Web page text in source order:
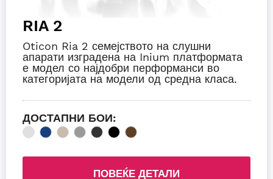
RIA 2
Oticon Ria 2 семејството на слушни
апарати изградена на Inium платформата
е модел со најдобри перформанси во
категоријата на модели од средна класа.
ДОСТАПНИ БОИ:
ПОВЕЌЕ ДЕТАЛИ